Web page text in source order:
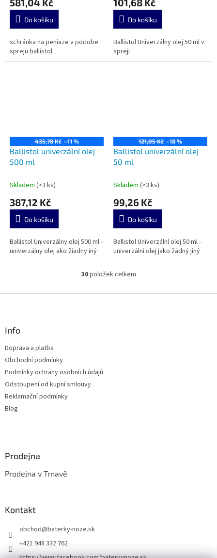
Do košíku
schránka na peniaze v podobe
spreju ballistol
Do košíku
Ballistol Univerzálny olej 50 ml v
spreji
435,78 Kč –11 %
Ballistol univerzální olej
500 ml
Skladem (>3 ks)
387,12 Kč
Do košíku
Ballistol Univerzálny olej 500 ml -
univerzálny olej ako žiadny iný
121,05 Kč –18 %
Ballistol univerzální olej
50 ml
Skladem (>3 ks)
99,26 Kč
Do košíku
Ballistol Univerzální olej 50 ml -
univerzální olej jako žádný jiný
O
l
30položek celkem
Info
Doprava a platba
Obchodní podmínky
Podmínky ochrany osobních údajů
Odstoupení od kupní smlouvy
Reklamační podmínky
Blog
Prodejna
Prodejna v Trnavě
Kontakt
obchod@baterky-noze.sk
+421 948 332 762